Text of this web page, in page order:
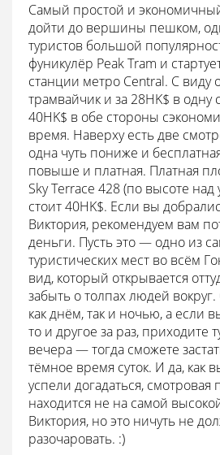
Самый простой и
дойти до вершины пешком,
туристов большой
фуникулёр Peak Tram и
станции метро Central. С виду
трамвайчик и за 28HK$ в одну
40HK$ в обе стороны
время. Наверху есть две
одна чуть пониже и
повыше и платная. Платная
Sky Terrace 428 (по высоте
стоит 40HK$. Если вы
Виктория, рекомендуем вам
деньги. Пусть это — одно из
туристических мест во всём
вид, который открывается
забыть о толпах людей
как днём, так и ночью, а если
то и другое за раз, приходите
вечера — тогда сможете
тёмное время суток. И да, как
успели догадаться, смотровая
находится не на самой
Виктория, но это ничуть не
разочаровать. :)